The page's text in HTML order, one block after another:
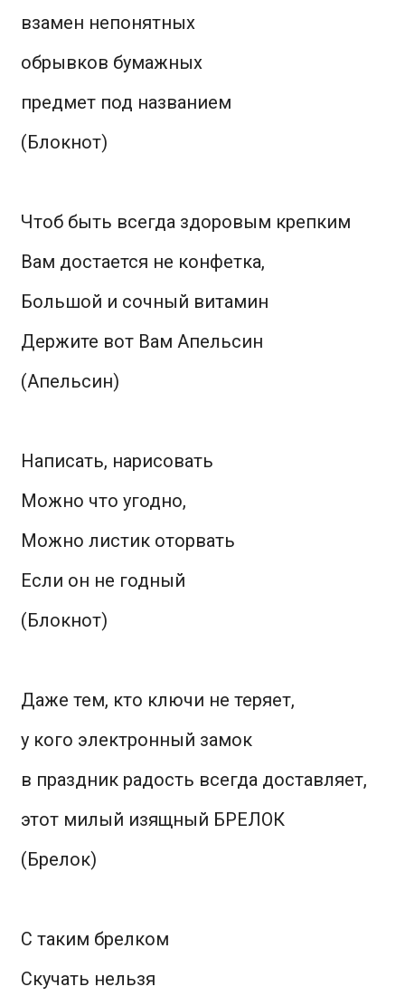
взамен непонятных
обрывков бумажных
предмет под названием
(Блокнот)
Чтоб быть всегда здоровым крепким
Вам достается не конфетка,
Большой и сочный витамин
Держите вот Вам Апельсин
(Апельсин)
Написать, нарисовать
Можно что угодно,
Можно листик оторвать
Если он не годный
(Блокнот)
Даже тем, кто ключи не теряет,
у кого электронный замок
в праздник радость всегда доставляет,
этот милый изящный БРЕЛОК
(Брелок)
С таким брелком
Скучать нельзя